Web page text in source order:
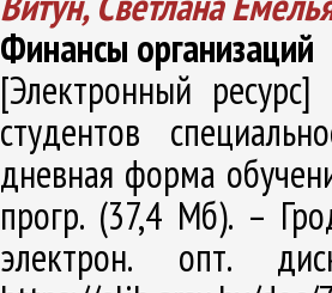
Финансы организаций
[Электронный
студентов
дневная форма
прогр. (37,4 Мб). –
электрон. опт.